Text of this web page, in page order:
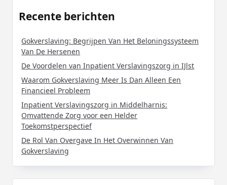
Recente berichten
Gokverslaving: Begrijpen Van Het Beloningssysteem
Van De Hersenen
De Voordelen van Inpatient Verslavingszorg in IJlst
Waarom Gokverslaving Meer Is Dan Alleen Een
Financieel Probleem
Inpatient Verslavingszorg in Middelharnis:
Omvattende Zorg voor een Helder
Toekomstperspectief
De Rol Van Overgave In Het Overwinnen Van
Gokverslaving